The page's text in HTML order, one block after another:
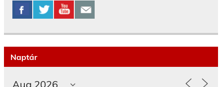
Naptár